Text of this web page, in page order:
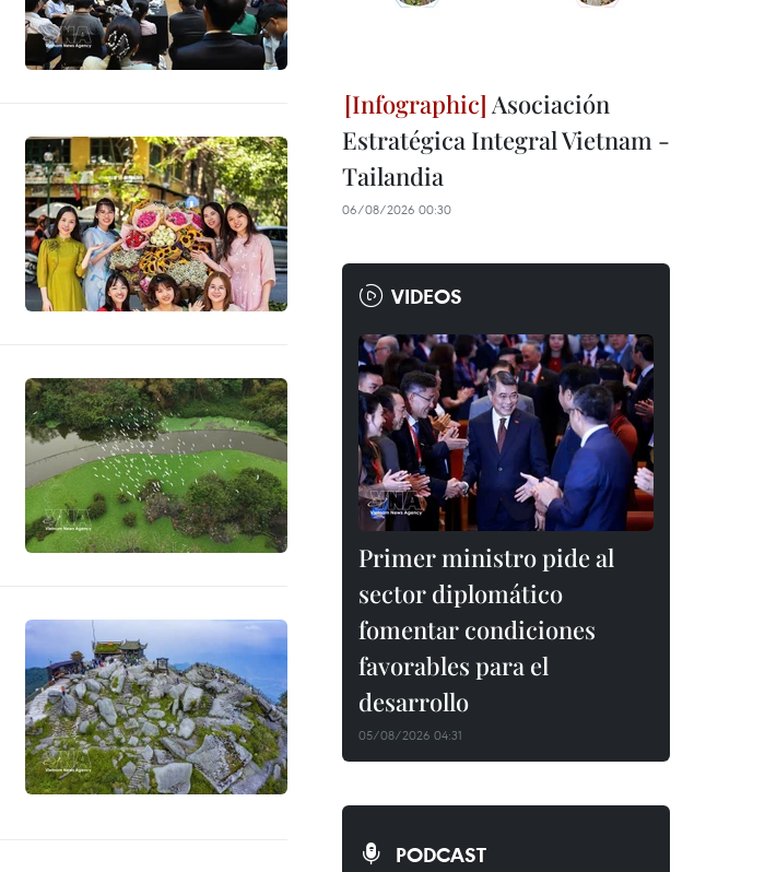
Asociación
Estratégica Integral Vietnam -
Tailandia
06/08/2026 00:30
VIDEOS
Primer ministro pide al
sector diplomático
fomentar condiciones
favorables para el
desarrollo
05/08/2026 04:31
PODCAST